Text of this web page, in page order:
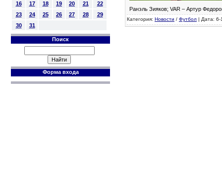
16
17 18 19 20 21
22
23
24 25 26 27 28
29
30
31
Поиск
Форма входа
Ранэль Зияков; VAR – Артур
Категория: Новости / Футбол | Дата: